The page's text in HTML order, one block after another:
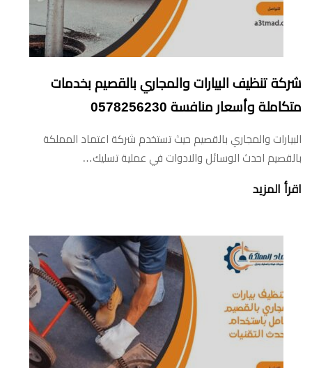
شركة تنظيف البيارات والمجاري بالقصيم بخدمات
متكاملة وأسعار منافسة 0578256230
البيارات والمجاري بالقصيم حيث تستخدم شركة اعتماد المملكة
بالقصيم احدث الوسائل والادوات في عملية تسليك…
اقرأ المزيد